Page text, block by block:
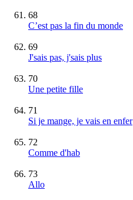
68
C’est pas la fin du monde
69
J'sais pas, j'sais plus
70
Une petite fille
71
Si je mange, je vais en enfer
72
Comme d'hab
73
Allo